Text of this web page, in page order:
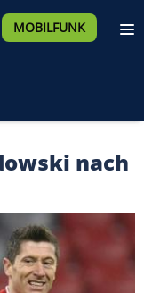
MOBILFUNK
nach